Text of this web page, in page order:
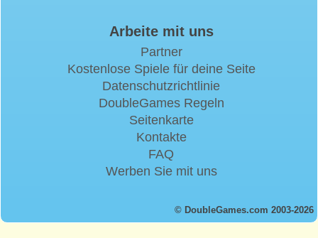
Arbeite mit uns
Partner
Kostenlose Spiele für deine Seite
Datenschutzrichtlinie
DoubleGames Regeln
Seitenkarte
Kontakte
FAQ
Werben Sie mit uns
© DoubleGames.com 2003-2026